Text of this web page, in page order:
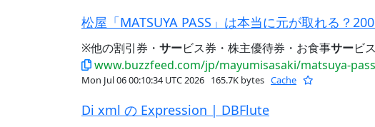
松屋「MATSUYA PASS」は本当に元が取れる？
※他の割引券・ サービス券・株主優待券・お食事サービ
www.buzzfeed.com/jp/mayumisasaki/matsuya-pass
Mon Jul 06 00:10:34 UTC 2026 165.7K bytes Cache
Di xml の Expression | DBFlute